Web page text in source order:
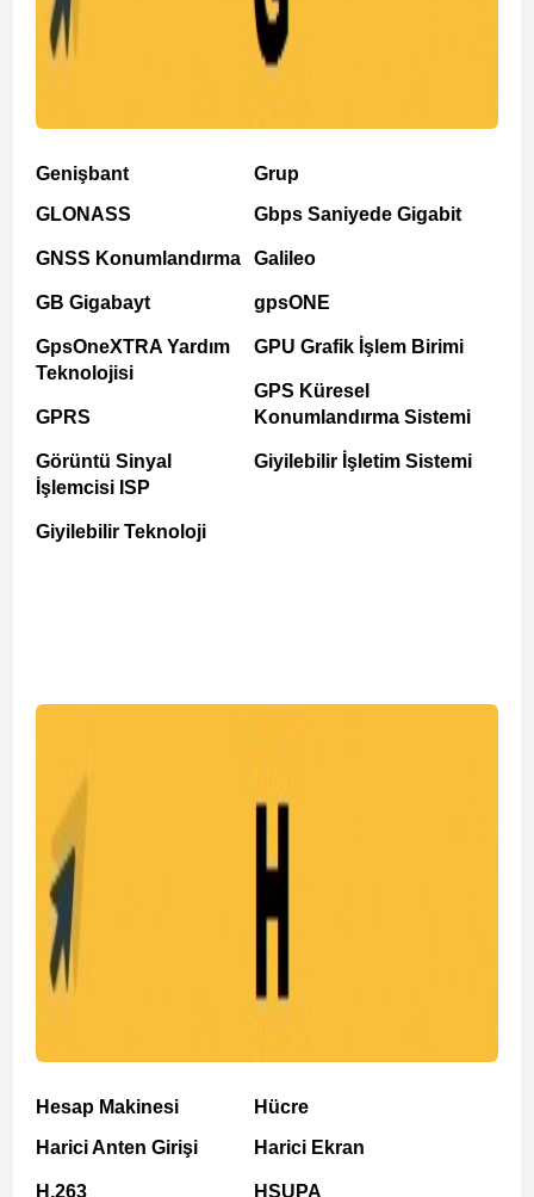
Genişbant
GLONASS
GNSS Konumlandırma
GB Gigabayt
GpsOneXTRA Yardım
Teknolojisi
GPRS
Görüntü Sinyal
İşlemcisi ISP
Giyilebilir Teknoloji
Grup
Gbps Saniyede Gigabit
Galileo
gpsONE
GPU Grafik İşlem Birimi
GPS Küresel
Konumlandırma Sistemi
Giyilebilir İşletim Sistemi
Hesap Makinesi
Harici Anten Girişi
H.263
Hücre
Harici Ekran
HSUPA